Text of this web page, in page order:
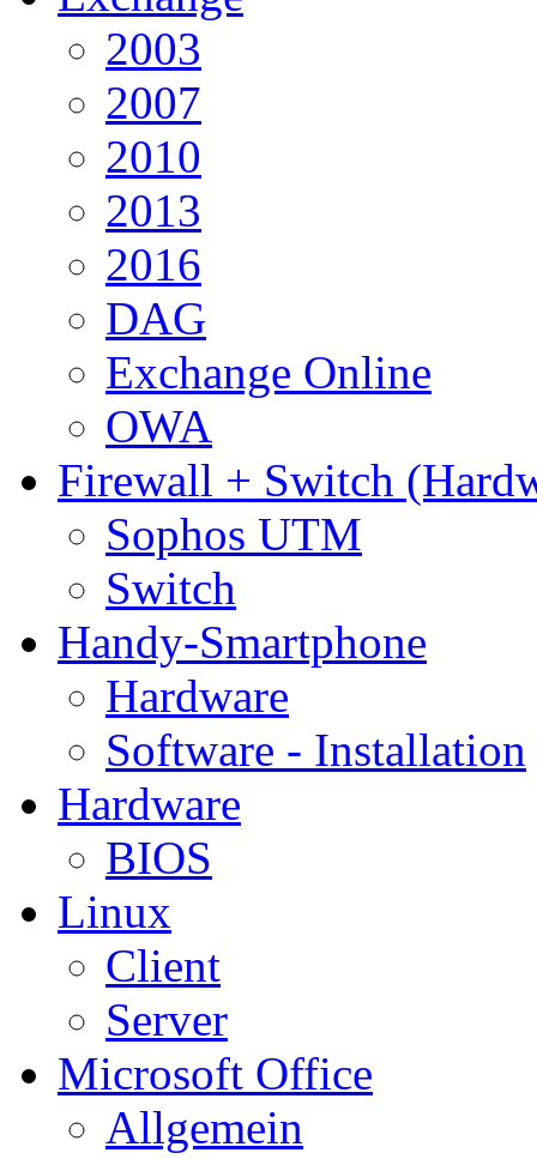
2003
2007
2010
2013
2016
DAG
Exchange Online
OWA
Firewall + Switch
Sophos UTM
Switch
Handy-Smartphone
Hardware
Software - Installation
Hardware
BIOS
Linux
Client
Server
Microsoft Office
Allgemein